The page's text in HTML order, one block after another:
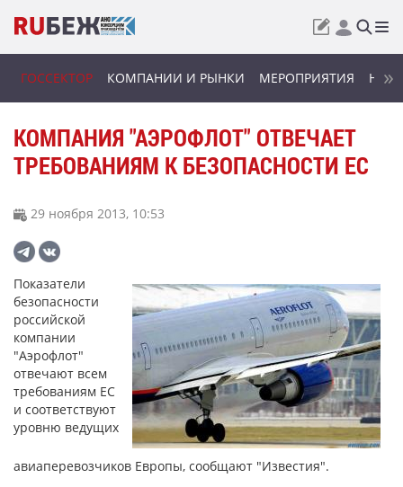
ГОССЕКТОР КОМПАНИИ И РЫНКИ МЕРОПРИЯТИЯ
КОМПАНИЯ "АЭРОФЛОТ" ОТВЕЧАЕТ
ТРЕБОВАНИЯМ К БЕЗОПАСНОСТИ ЕС
29 ноября 2013, 10:53
Показатели
безопасности
российской
компании
"Аэрофлот"
отвечают всем
требованиям ЕС
и соответствуют
уровню ведущих
авиаперевозчиков Европы, сообщают "Известия".